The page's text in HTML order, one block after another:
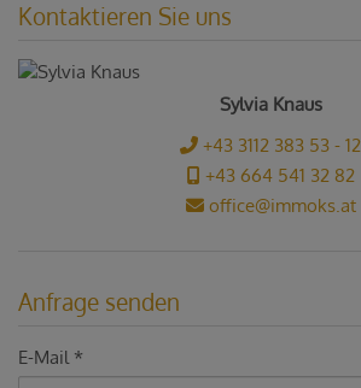
Kontaktieren Sie uns
Sylvia Knaus
+43 3112 383 53 - 12
+43 664 541 32 82
office@immoks.at
Anfrage senden
E-Mail